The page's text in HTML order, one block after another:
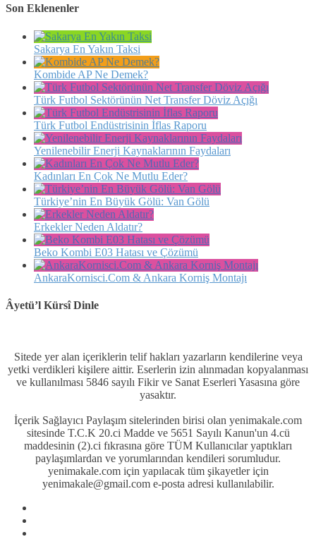
Son Eklenenler
Sakarya En Yakın Taksi
Kombide AP Ne Demek?
Türk Futbol Sektörünün Net Transfer Döviz Açığı
Türk Futbol Endüstrisinin İflas Raporu
Yenilenebilir Enerji Kaynaklarının Faydaları
Kadınları En Çok Ne Mutlu Eder?
Türkiye’nin En Büyük Gölü: Van Gölü
Erkekler Neden Aldatır?
Beko Kombi E03 Hatası ve Çözümü
AnkaraKornisci.Com & Ankara Korniş Montajı
Âyetü’l Kürsî Dinle
Sitede yer alan içeriklerin telif hakları yazarların kendilerine veya
yetki verdikleri kişilere aittir. Eserlerin izin alınmadan kopyalanması
ve kullanılması 5846 sayılı Fikir ve Sanat Eserleri Yasasına göre
yasaktır.
İçerik Sağlayıcı Paylaşım sitelerinden birisi olan yenimakale.com
sitesinde T.C.K 20.ci Madde ve 5651 Sayılı Kanun'un 4.cü
maddesinin (2).ci fıkrasına göre TÜM Kullanıcılar yaptıkları
paylaşımlardan ve yorumlarından kendileri sorumludur.
yenimakale.com için yapılacak tüm şikayetler için
yenimakale@gmail.com e-posta adresi kullanılabilir.